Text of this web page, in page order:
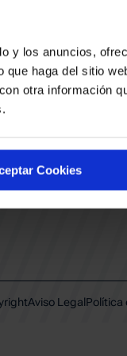
y los anuncios,
que haga del sitio
otra información
Cookies
Instagram
Youtube
|
Aviso LegalPolítica